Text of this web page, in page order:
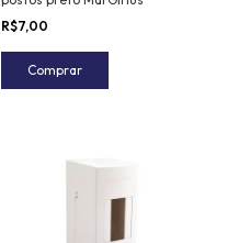
R$7,00
Comprar